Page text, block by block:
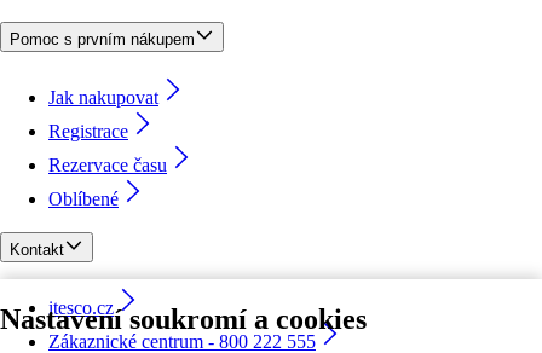
Nastavení soukromí a cookies
Pomoc s prvním nákupem
Jak nakupovat
Registrace
Rezervace času
Oblíbené
Kontakt
itesco.cz
Zákaznické centrum - 800 222 555